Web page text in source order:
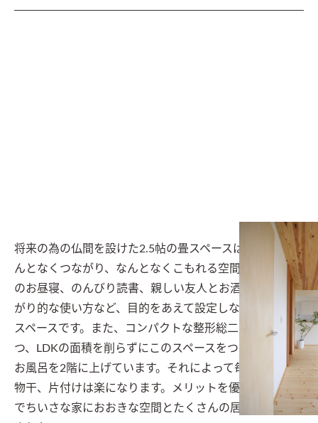
将来の為の仏間を設けた2.5帖の畳スペースは、居間とな
んとなくつながり、なんとなくこもれる空間。お子さん
のお昼寝、のんびり読書、親しい友人とお酒を飲む小上
がり的な使い方など、目的をあえて設定しない多目的な
スペースです。また、コンパクトな整形総二階にしつ
つ、LDKの面積を削らずにこのスペースをつくるため、
お風呂を2階に上げています。それによって毎日の洗濯や
物干、片付けは楽になります。メリットを優先すること
でちいさな家におおきな空間とたくさんの居場所ができ